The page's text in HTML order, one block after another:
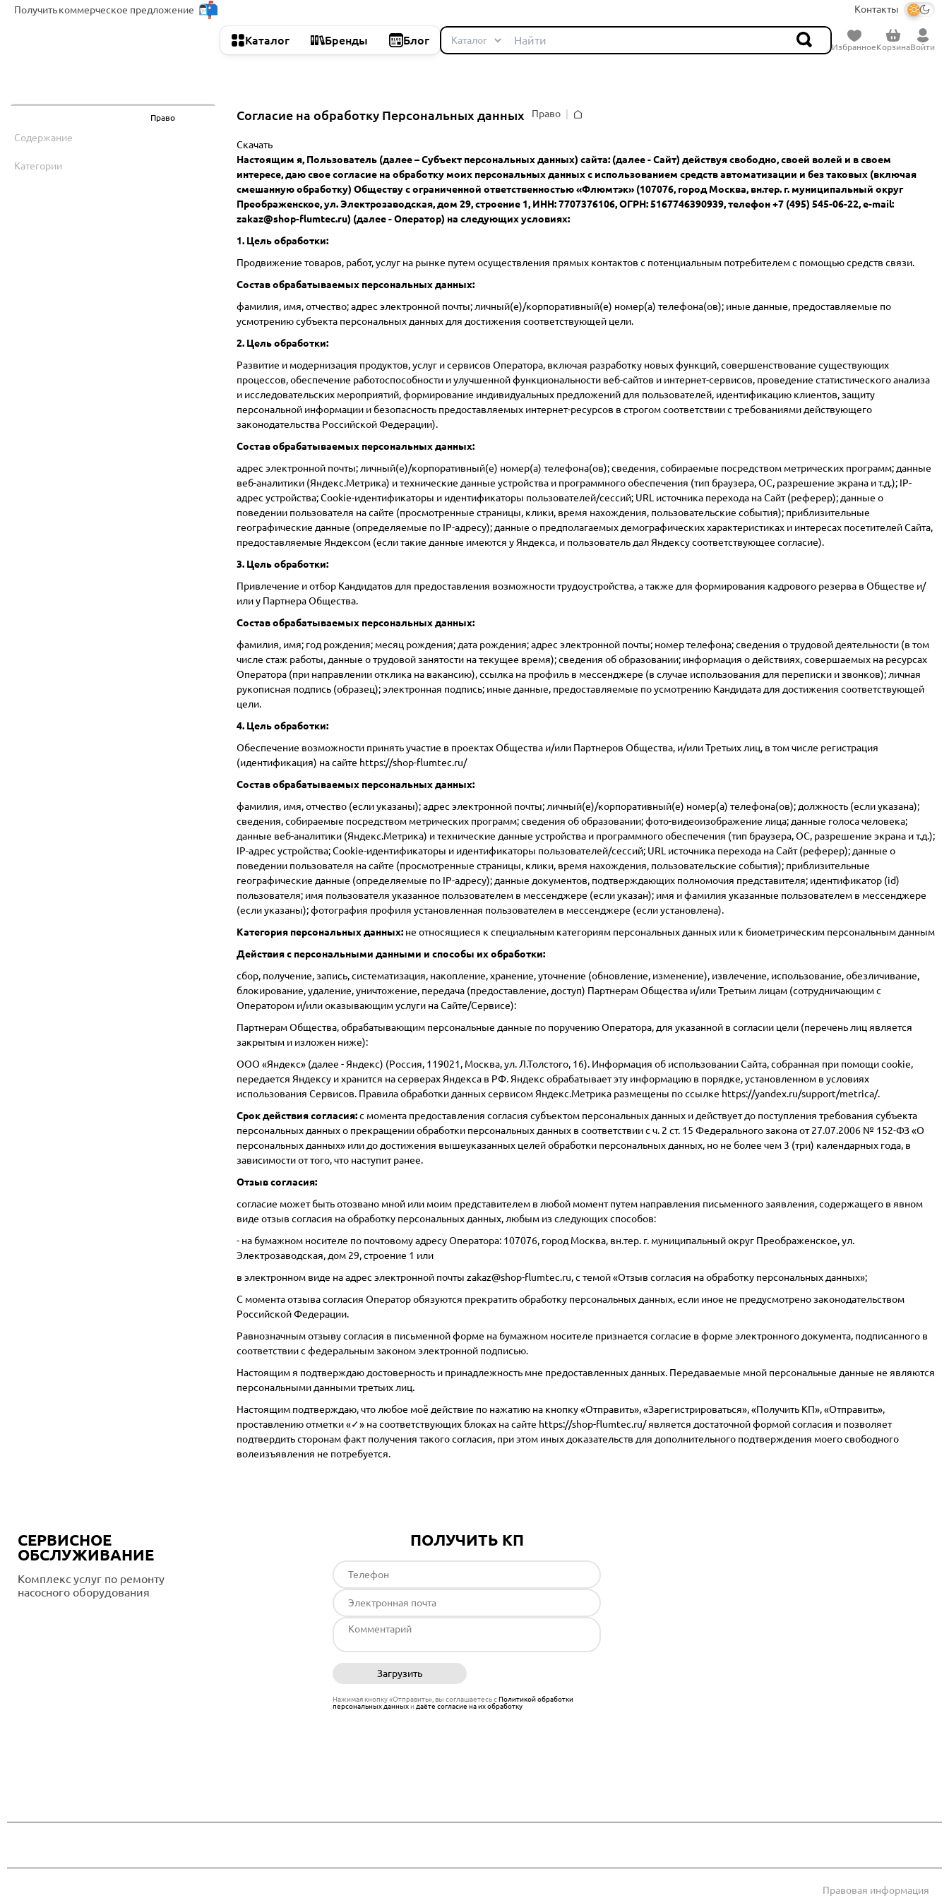
Получитькоммерческое предложение Контакты
Каталог Бренды Блог
ИзбранноеКорзинаВойти
Право
Содержание
Категории
Согласие на обработку Персональных данных
Право
Скачать
Настоящим я, Пользователь (далее – Субъект персональных данных) сайта: (далее - Сайт) действуя свободно, своей волей и в своем
интересе, даю свое согласие на обработку моих персональных данных с использованием средств автоматизации и без таковых (включая
смешанную обработку) Обществу с ограниченной ответственностью «Флюмтэк» (107076, город Москва, вн.тер. г. муниципальный округ
Преображенское, ул. Электрозаводская, дом 29, строение 1, ИНН: 7707376106, ОГРН: 5167746390939, телефон +7 (495) 545-06-22, e-mail:
zakaz@shop-flumtec.ru) (далее - Оператор) на следующих условиях:
1. Цель обработки:
Продвижение товаров, работ, услуг на рынке путем осуществления прямых контактов с потенциальным потребителем с помощью средств связи.
Состав обрабатываемых персональных данных:
фамилия, имя, отчество; адрес электронной почты; личный(е)/корпоративный(е) номер(а) телефона(ов); иные данные, предоставляемые по
усмотрению субъекта персональных данных для достижения соответствующей цели.
2. Цель обработки:
Развитие и модернизация продуктов, услуг и сервисов Оператора, включая разработку новых функций, совершенствование существующих
процессов, обеспечение работоспособности и улучшенной функциональности веб-сайтов и интернет-сервисов, проведение статистического анализа
и исследовательских мероприятий, формирование индивидуальных предложений для пользователей, идентификацию клиентов, защиту
персональной информации и безопасность предоставляемых интернет-ресурсов в строгом соответствии с требованиями действующего
законодательства Российской Федерации).
Состав обрабатываемых персональных данных:
адрес электронной почты; личный(е)/корпоративный(е) номер(а) телефона(ов); сведения, собираемые посредством метрических программ; данные
веб-аналитики (Яндекс.Метрика) и технические данные устройства и программного обеспечения (тип браузера, ОС, разрешение экрана и т.д.); IP-
адрес устройства; Cookie-идентификаторы и идентификаторы пользователей/сессий; URL источника перехода на Сайт (реферер); данные о
поведении пользователя на сайте (просмотренные страницы, клики, время нахождения, пользовательские события); приблизительные
географические данные (определяемые по IP-адресу); данные о предполагаемых демографических характеристиках и интересах посетителей Сайта,
предоставляемые Яндексом (если такие данные имеются у Яндекса, и пользователь дал Яндексу соответствующее согласие).
3. Цель обработки:
Привлечение и отбор Кандидатов для предоставления возможности трудоустройства, а также для формирования кадрового резерва в Обществе и/
или у Партнера Общества.
Состав обрабатываемых персональных данных:
фамилия, имя; год рождения; месяц рождения; дата рождения; адрес электронной почты; номер телефона; сведения о трудовой деятельности (в том
числе стаж работы, данные о трудовой занятости на текущее время); сведения об образовании; информация о действиях, совершаемых на ресурсах
Оператора (при направлении отклика на вакансию), ссылка на профиль в мессенджере (в случае использования для переписки и звонков); личная
рукописная подпись (образец); электронная подпись; иные данные, предоставляемые по усмотрению Кандидата для достижения соответствующей
цели.
4. Цель обработки:
Обеспечение возможности принять участие в проектах Общества и/или Партнеров Общества, и/или Третьих лиц, в том числе регистрация
(идентификация) на сайте https://shop-flumtec.ru/
Состав обрабатываемых персональных данных:
фамилия, имя, отчество (если указаны); адрес электронной почты; личный(е)/корпоративный(е) номер(а) телефона(ов); должность (если указана);
сведения, собираемые посредством метрических программ; сведения об образовании; фото-видеоизображение лица; данные голоса человека;
данные веб-аналитики (Яндекс.Метрика) и технические данные устройства и программного обеспечения (тип браузера, ОС, разрешение экрана и т.д.);
IP-адрес устройства; Cookie-идентификаторы и идентификаторы пользователей/сессий; URL источника перехода на Сайт (реферер); данные о
поведении пользователя на сайте (просмотренные страницы, клики, время нахождения, пользовательские события); приблизительные
географические данные (определяемые по IP-адресу); данные документов, подтверждающих полномочия представителя; идентификатор (id)
пользователя; имя пользователя указанное пользователем в мессенджере (если указан); имя и фамилия указанные пользователем в мессенджере
(если указаны); фотография профиля установленная пользователем в мессенджере (если установлена).
Категория персональных данных: не относящиеся к специальным категориям персональных данных или к биометрическим персональным данным
Действия с персональными данными и способы их обработки:
сбор, получение, запись, систематизация, накопление, хранение, уточнение (обновление, изменение), извлечение, использование, обезличивание,
блокирование, удаление, уничтожение, передача (предоставление, доступ) Партнерам Общества и/или Третьим лицам (сотрудничающим с
Оператором и/или оказывающим услуги на Сайте/Сервисе):
Партнерам Общества, обрабатывающим персональные данные по поручению Оператора, для указанной в согласии цели (перечень лиц является
закрытым и изложен ниже):
ООО «Яндекс» (далее - Яндекс) (Россия, 119021, Москва, ул. Л.Толстого, 16). Информация об использовании Сайта, собранная при помощи cookie,
передается Яндексу и хранится на серверах Яндекса в РФ. Яндекс обрабатывает эту информацию в порядке, установленном в условиях
использования Сервисов. Правила обработки данных сервисом Яндекс.Метрика размещены по ссылке https://yandex.ru/support/metrica/.
Срок действия согласия:с момента предоставления согласия субъектом персональных данных и действует до поступления требования субъекта
персональных данных о прекращении обработки персональных данных в соответствии с ч. 2 ст. 15 Федерального закона от 27.07.2006 № 152-ФЗ «О
персональных данных» или до достижения вышеуказанных целей обработки персональных данных, но не более чем 3 (три) календарных года, в
зависимости от того, что наступит ранее.
Отзыв согласия:
согласие может быть отозвано мной или моим представителем в любой момент путем направления письменного заявления, содержащего в явном
виде отзыв согласия на обработку персональных данных, любым из следующих способов:
- на бумажном носителе по почтовому адресу Оператора: 107076, город Москва, вн.тер. г. муниципальный округ Преображенское, ул.
Электрозаводская, дом 29, строение 1 или
в электронном виде на адрес электронной почты zakaz@shop-flumtec.ru, с темой «Отзыв согласия на обработку персональных данных»;
С момента отзыва согласия Оператор обязуются прекратить обработку персональных данных, если иное не предусмотрено законодательством
Российской Федерации.
Равнозначным отзыву согласия в письменной форме на бумажном носителе признается согласие в форме электронного документа, подписанного в
соответствии с федеральным законом электронной подписью.
Настоящим я подтверждаю достоверность и принадлежность мне предоставленных данных. Передаваемые мной персональные данные не являются
персональными данными третьих лиц.
Настоящим подтверждаю, что любое моё действие по нажатию на кнопку «Отправить», «Зарегистрироваться», «Получить КП», «Отправить»,
проставлению отметки «✓» на соответствующих блоках на сайте https://shop-flumtec.ru/является достаточной формой согласия и позволяет
подтвердить сторонам факт получения такого согласия, при этом иных доказательств для дополнительного подтверждения моего свободного
волеизъявления не потребуется.
СЕРВИСНОЕ
ОБСЛУЖИВАНИЕ
Комплекс услуг по ремонту
насосного оборудования
ПОЛУЧИТЬ КП
Загрузить
Нажимая кнопку «Отправить», вы соглашаетесь сПолитикой обработки
персональных данныхи даёте согласие на их обработку
Правовая информация